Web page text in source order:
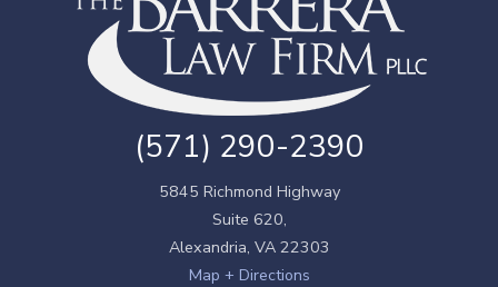
(571) 290-2390
5845 Richmond Highway
Suite 620,
Alexandria, VA 22303
Map + Directions